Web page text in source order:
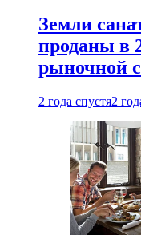
Земли
проданы в
рыночной
2 года спустя2